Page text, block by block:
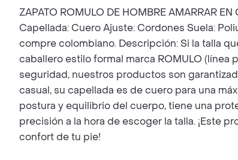
ZAPATO ROMULO DE HOMBRE AMARRAR
Capellada: Cuero Ajuste: Cordones Suela:
compre colombiano. Descripción: Si la talla
caballero estilo formal marca ROMULO
seguridad, nuestros productos son
casual, su capellada es de cuero para una
postura y equilibrio del cuerpo, tiene una
precisión a la hora de escoger la talla. ¡Este
confort de tu pie!